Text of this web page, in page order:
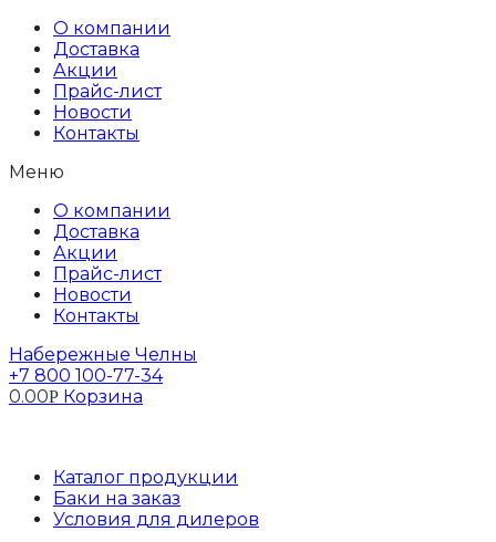
Перейти
содержимому
О компании
Доставка
Акции
Прайс-лист
Новости
Контакты
Меню
О компании
Доставка
Акции
Прайс-лист
Новости
Контакты
Набережные Челны
+7 800 100-77-34
0.00Р Корзина
Каталог продукции
Баки на заказ
Условия для дилеров
Бак в сборе